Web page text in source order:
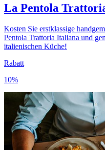
La Pentola
Kosten Sie erstklassige
Pentola Trattoria Italiana und
italienischen Küche!
Rabatt
10%